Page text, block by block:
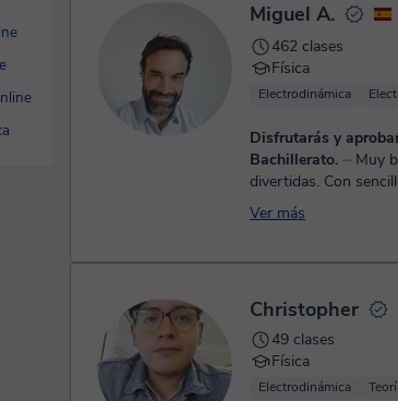
tanto a nivel primaria
de física y química
Bachillerato. ⚡️Me gusta que mis clases sean dinámicas y
muy prácticas, si
haremos
conceptos de
ejercicios prácticos
exámenes. Si quieres entender las matemáticas y subir
esas notas de una
Miguel A.
462 clases
Física
Electrodinámica
Disfrutarás y
Bachillerato. ⏤ Muy buenas, Las matemáticas son fáciles y
divertidas. Con
Ver más
Christopher
49 clases
Física
Electrodinámica